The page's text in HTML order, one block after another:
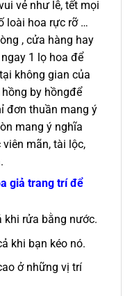
vẻ như lễ, tết mọi
loài hoa rực rỡ …
, cửa hàng hay
1 lọ hoa để
không gian của
by hồngđể
đơn thuần mang ý
mang ý nghĩa
mãn, tài lộc,
giả trang trí để
khi rửa bằng nước.
khi bạn kéo nó.
ở những vị trí